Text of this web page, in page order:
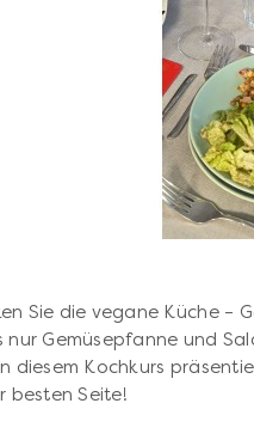
Sie die vegane Küche –
nur Gemüsepfanne und
diesem Kochkurs
besten Seite!